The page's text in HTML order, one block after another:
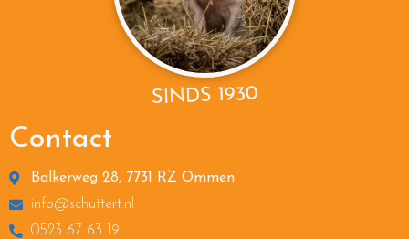
SINDS 1930
Contact
Balkerweg 28, 7731 RZ Ommen
info@schuttert.nl
0523 67 63 19